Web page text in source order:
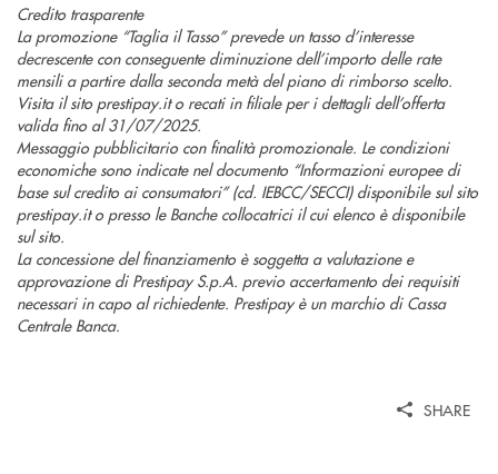
Credito trasparente
La promozione “Taglia il Tasso” prevede un tasso d’interesse
decrescente con conseguente diminuzione dell’importo delle rate
mensili a partire dalla seconda metà del piano di rimborso scelto.
Visita il sito prestipay.it o recati in filiale per i dettagli dell’offerta
valida fino al 31/07/2025.
Messaggio pubblicitario con finalità promozionale. Le condizioni
economiche sono indicate nel documento “Informazioni europee di
base sul credito ai consumatori” (cd. IEBCC/SECCI) disponibile sul sito
prestipay.it o presso le Banche collocatrici il cui elenco è disponibile
sul sito.
La concessione del finanziamento è soggetta a valutazione e
approvazione di Prestipay S.p.A. previo accertamento dei requisiti
necessari in capo al richiedente. Prestipay è un marchio di Cassa
Centrale Banca.
SHARE